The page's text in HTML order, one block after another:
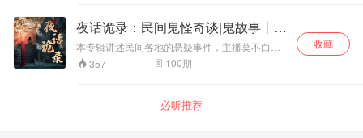
心理，带你进入恐怖惊悚世界，寻找埋在故事下
的人情冷暖。
夜话诡录：民间鬼怪奇谈|鬼故事丨恐
怖悬疑
本专辑讲述民间各地的悬疑事件，主播莫不白凭
借深厚的文字功底，用低沉深厚的声音为你娓娓
道来，故事情节跌宕起伏，悬念迭生。 这里有坊
暖……这些诡异的故事总能勾起人们的好奇心，
让人忍不住一探究竟……然而，这些故事并不是
357 100期
收藏
必听推荐